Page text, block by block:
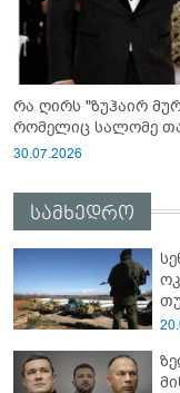
რა ღირს "ზუჰაირ მურადის" ულამაზესი საქორწინო კაბა,
რომელიც სალომე
30.07.2026
სამხედრო